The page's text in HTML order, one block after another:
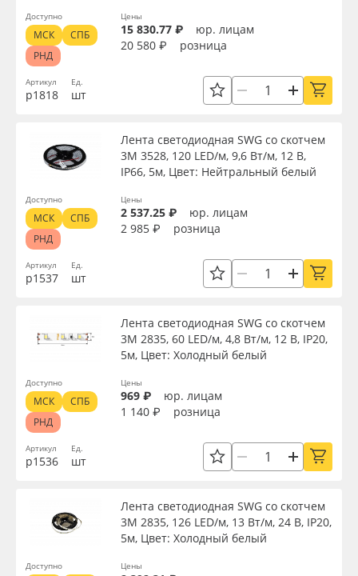
Артикул
р1818
Ед.
шт
Цены
15 830.77 ₽
юр. лицам
20 580 ₽
розница
Доступно
МСК
СПБ
РНД
Артикул
р1537
Лента светодиодная SWG со скотчем
3М 3528, 120 LED/м, 9,6 Вт/м, 12 В,
IP66, 5м, Цвет: Нейтральный белый
Ед.
шт
Цены
2 537.25 ₽
юр. лицам
2 985 ₽
розница
Доступно
МСК
СПБ
РНД
Артикул
р1536
Лента светодиодная SWG со скотчем
3М 2835, 60 LED/м, 4,8 Вт/м, 12 В, IP20,
5м, Цвет: Холодный белый
Ед.
шт
Цены
969 ₽
юр. лицам
1 140 ₽
розница
Доступно
МСК
СПБ
РНД
Лента светодиодная SWG со скотчем
3М 2835, 126 LED/м, 13 Вт/м, 24 В, IP20,
5м, Цвет: Холодный белый
Цены
Доступно